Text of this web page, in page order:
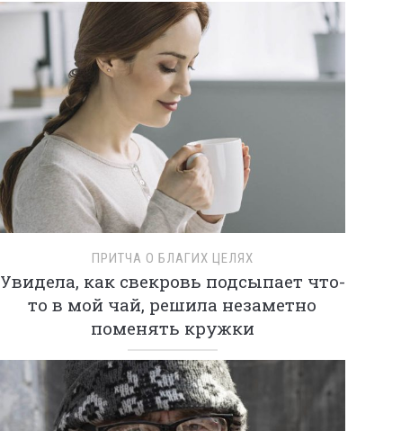
ПРИТЧА О БЛАГИХ ЦЕЛЯХ
Увидела, как свекровь подсыпает что-
то в мой чай, решила незаметно
поменять кружки